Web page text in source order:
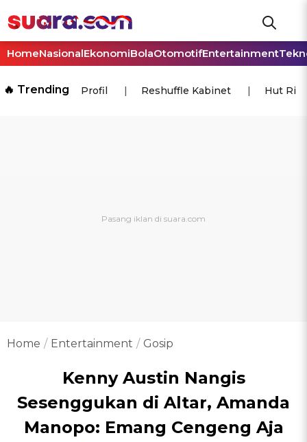
HomeNasionalEkonomiBolaOtomotifEntertainment
🔥 Trending Profil Reshuffle Kabinet Hut Ri
Home Entertainment Gosip
Kenny Austin Nangis
Sesenggukan di Altar, Amanda
Manopo: Emang Cengeng Aja